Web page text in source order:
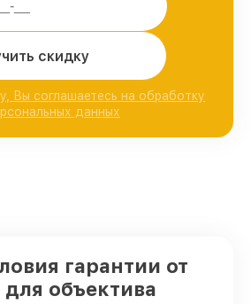
скидку
Вы соглашаетесь на обработку
данных
гарантии от
объектива